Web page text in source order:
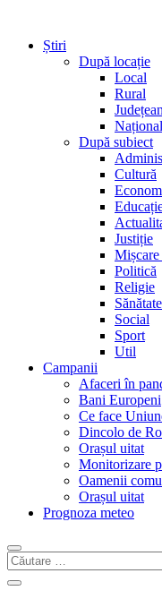
Știri
După locație
Local
Rural
Județean
Național
După subiect
Cultură
Justiție
Politică
Religie
Sănătate
Social
Sport
Util
Campanii
Afaceri în
Bani Europeni
Ce face
Dincolo de
Orașul uitat
Monitorizare
Oamenii
Orașul uitat
Prognoza meteo